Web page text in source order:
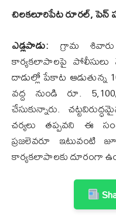
చిలకలూరిపేట రూరల్, పెన్
ఎడ్లపాడు: గ్రామ
కార్యకలాపాలపై పోలీసులు
దాడుల్లో పేకాట ఆడుతున్న
వద్ద నుండి రూ.
చేసుకున్నారు.
చర్యలు తప్పవని ఈ
ప్రజలెవరూ ఇటువంటి
కార్యకలాపాలకు దూరంగా